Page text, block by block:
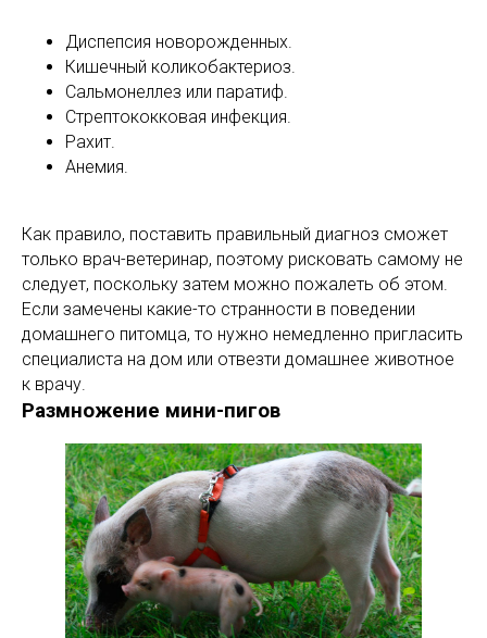
Диспепсия новорожденных.
Кишечный коликобактериоз.
Сальмонеллез или паратиф.
Стрептококковая инфекция.
Рахит.
Анемия.
Как правило, поставить правильный диагноз сможет
только врач-ветеринар, поэтому рисковать самому не
следует, поскольку затем можно пожалеть об этом.
Если замечены какие-то странности в поведении
домашнего питомца, то нужно немедленно пригласить
специалиста на дом или отвезти домашнее животное
к врачу.
Размножение мини-пигов